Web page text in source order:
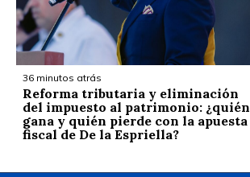
36 minutos atrás
Reforma tributaria y eliminación
del impuesto al patrimonio: ¿quién
gana y quién pierde con la apuesta
fiscal de De la Espriella?